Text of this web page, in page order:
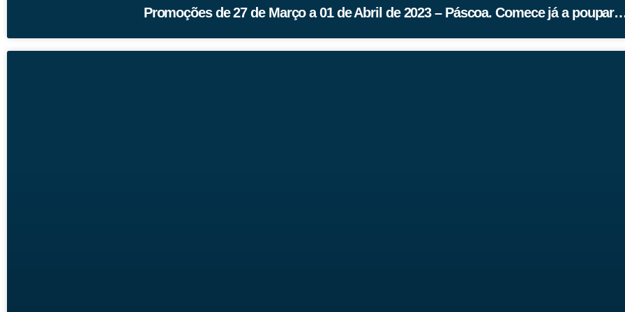
Promoções de 27 de Março a 01 de Abril de 2023 – Páscoa. Comece já a